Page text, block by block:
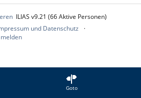
Goto
ILIAS v9.21 (66 Aktive Personen)
und Datenschutz